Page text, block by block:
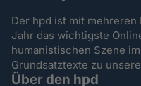
Der hpd ist mit
Jahr das wichtigste
humanistischen Szene
Grundsatztexte zu
Über den hpd